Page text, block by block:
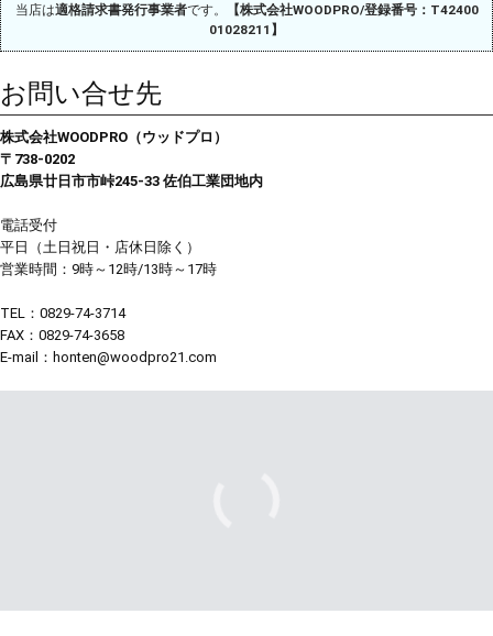
当店は適格請求書発行事業者です。
【株式会社WOODPRO/登録番号：T42400
01028211】
お問い合せ先
株式会社WOODPRO（ウッドプロ）
〒738-0202
広島県廿日市市峠245-33 佐伯工業団地内
電話受付
平日（土日祝日・店休日除く）
営業時間：9時～12時/13時～17時
TEL：0829-74-3714
FAX：0829-74-3658
E-mail：honten@woodpro21.com